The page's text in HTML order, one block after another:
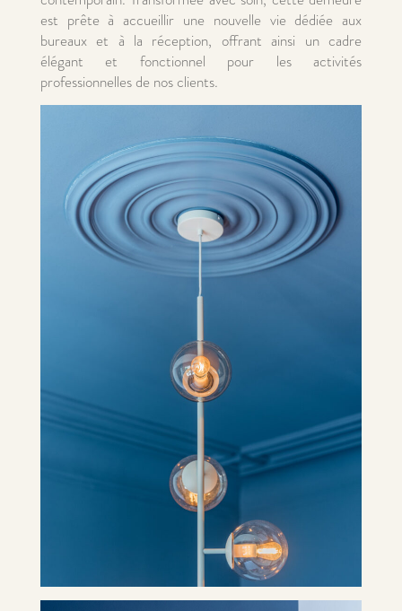
est prête à accueillir une nouvelle vie dédiée aux
bureaux et à la réception, offrant ainsi un cadre
élégant et fonctionnel pour les activités
professionnelles de nos clients.